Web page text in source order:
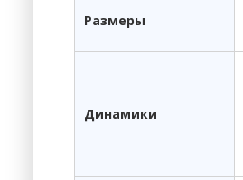
Размеры
Динамики